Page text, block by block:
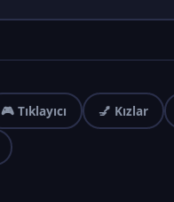
🎮 Tıklayıcı 💅 Kızlar